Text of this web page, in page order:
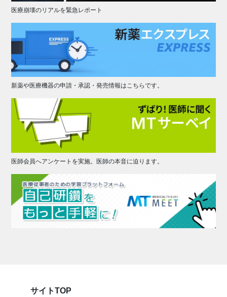
医療崩壊のリアルを緊急レポート
新薬や医療機器の申請・承認・発売情報はこちらです。
医師会員へアンケートを実施。医師の本音に迫ります。
サイトTOP